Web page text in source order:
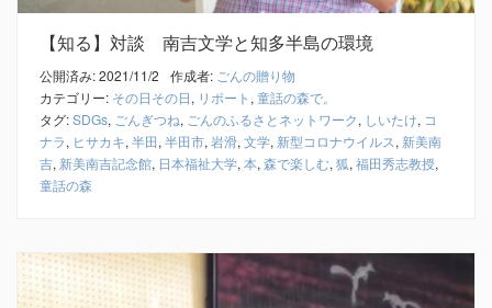
【知る】対談 南吉文学と知多半島の環境
公開済み: 2021/11/2 作成者: ごんの贈り物
カテゴリー: その日その日, リポート , 童話の森で。
タグ:SDGs, ごんぎつね, ごんのふるさとネットワーク, しいたけ, コ
ナラ, ヒサカキ, 半田, 半田市, 岩滑, 文学, 新型コロナウイルス, 新美南
吉, 新美南吉記念館, 日本福祉大学, 本, 森で楽しむ, 狐, 福田秀志教授,
童話の森